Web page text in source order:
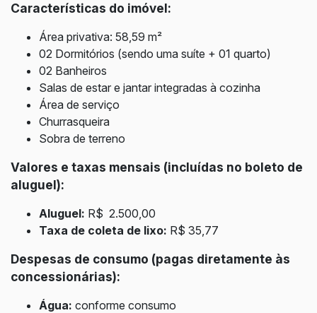
Características do imóvel:
Área privativa: 58,59 m²
02 Dormitórios (sendo uma suíte + 01 quarto)
02 Banheiros
Salas de estar e jantar integradas à cozinha
Área de serviço
Churrasqueira
Sobra de terreno
Valores e taxas mensais (incluídas no boleto de
aluguel):
Aluguel: R$ 2.500,00
Taxa de coleta de lixo: R$ 35,77
Despesas de consumo (pagas diretamente às
concessionárias):
Água: conforme consumo